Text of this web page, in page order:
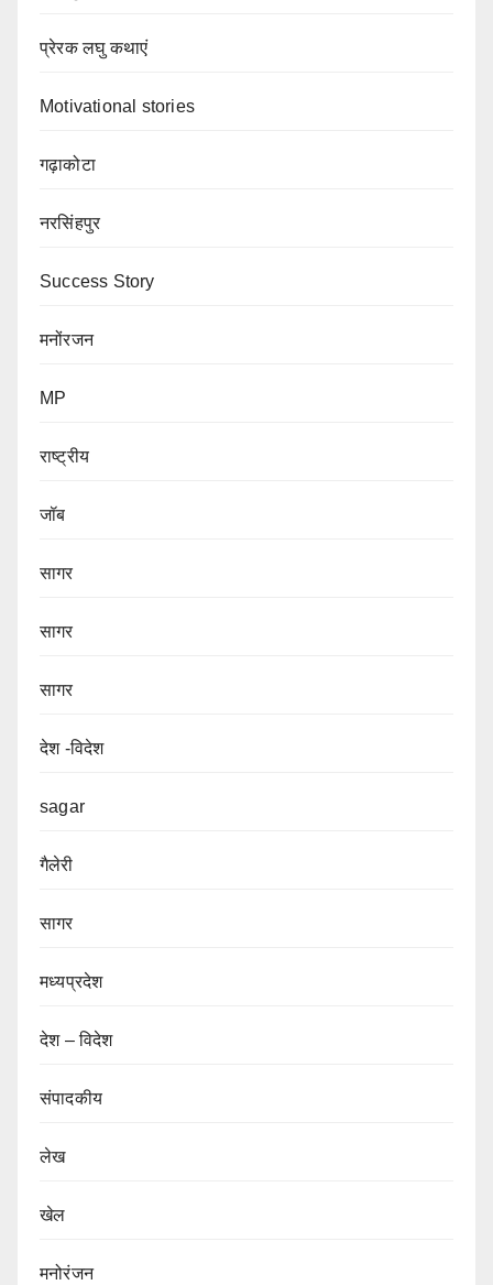
प्रेरक लघु कथाएं
Motivational stories
गढ़ाकोटा
नरसिंहपुर
Success Story
मनोंरजन
MP
राष्ट्रीय
जॉब
सागर
सागर
सागर
देश -विदेश
sagar
गैलेरी
सागर
मध्यप्रदेश
देश – विदेश
संपादकीय
लेख
खेल
मनोरंजन